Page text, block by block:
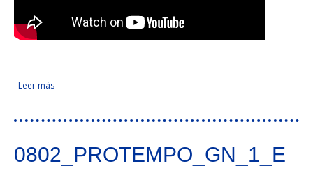
Leer más
0802_PROTEMPO_GN_1_E